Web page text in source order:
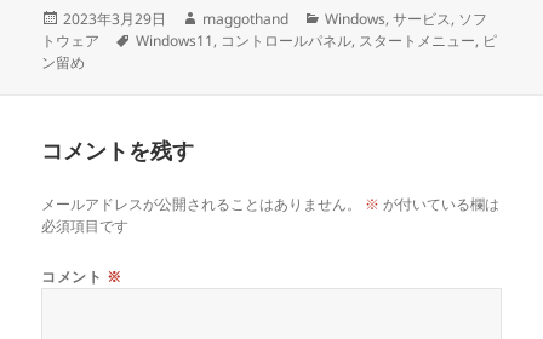
投
稿
日:
2023年3月29日
作
成
maggothand
カ
テ
Windows,サービス, ソフ
トウェア
タ
Windows11, コントロールパネル, スタートメニュー, ピ
ン留め
コメントを残す
メールアドレスが公開されることはありません。 ※ が付いている欄は
必須項目です
コメント ※